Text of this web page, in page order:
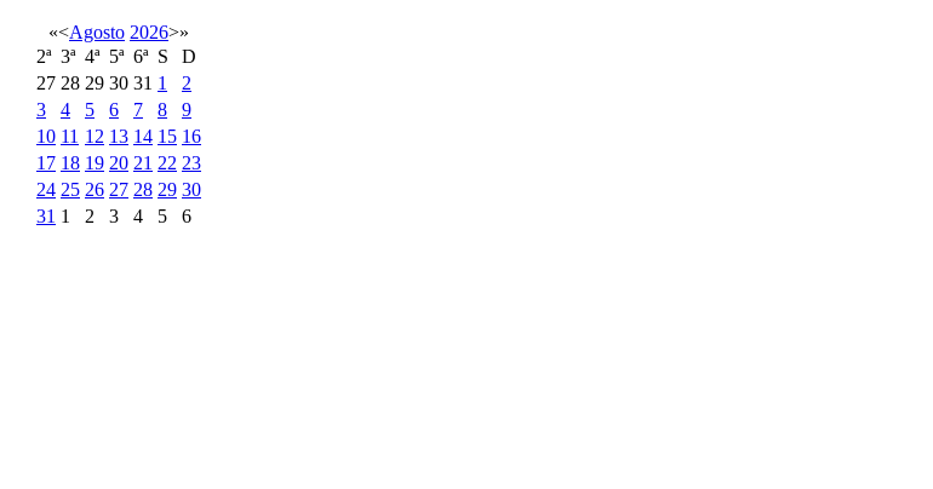
«<Agosto 2026>»
2ª 3ª 4ª 5ª 6ª S
D
27 28 29 30 31 1
2
3
4 5 6 7 8
9
10 11 12 13 14 15 16
17 18 19 20 21 22 23
24 25 26 27 28 29 30
31 1 2 3 4 5 6